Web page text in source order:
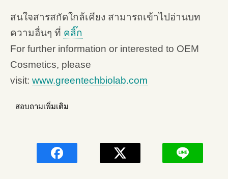
สนใจสารสกัดใกล้เคียง สามารถเข้าไปอ่านบท
ความอื่นๆ ที่ คลิ๊ก
For further information or interested to OEM
Cosmetics, please
visit: www.greentechbiolab.com
สอบถามเพิ่มเติม